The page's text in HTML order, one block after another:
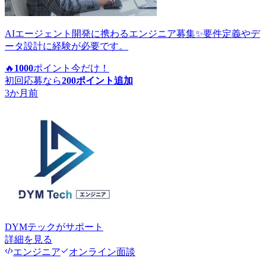
AIエージェント開発に携わるエンジニア募集✨要件定義やデ
ータ設計に経験が必要です。
🔥 1000ポイント 今だけ！
初回応募なら200ポイント追加
3か月前
DYMテックがサポート
詳細を見る
エンジニア
オンライン面談